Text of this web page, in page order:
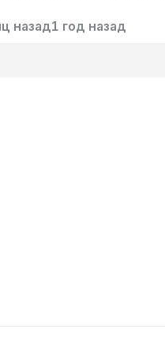
назад1 год назад